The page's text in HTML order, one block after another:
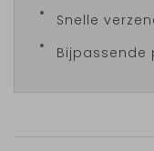
Snelle
Bijpassende